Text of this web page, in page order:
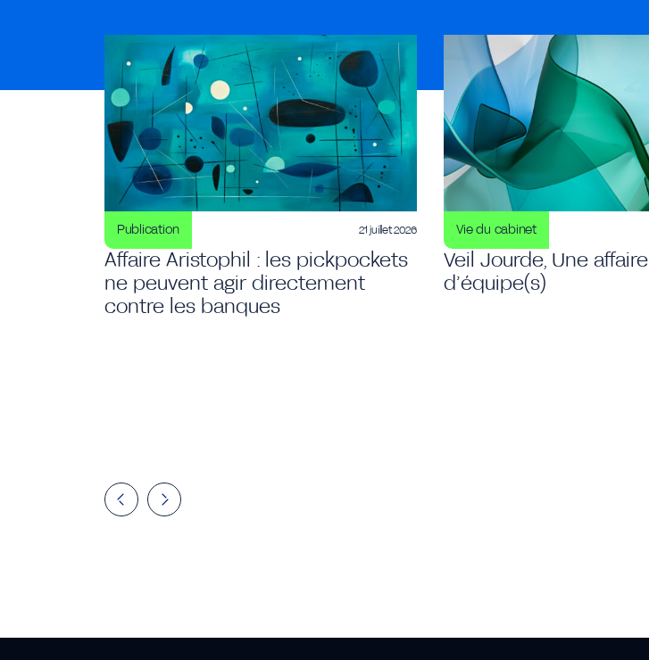
Publication 21 juillet 2026
Affaire Aristophil : les pickpockets
ne peuvent agir directement
contre les banques
Vie du cabinet
Veil Jourde, Une affaire
d’équipe(s)